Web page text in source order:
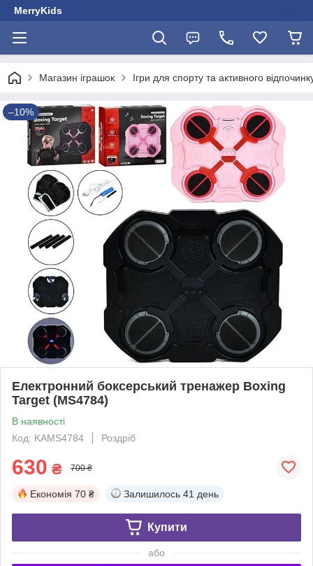
MerryKids
Магазин іграшок Ігри для спорту та активного
–10%
Електронний боксерський тренажер Boxing
Target (MS4784)
В наявності
Код: KAMS4784
Роздріб
630 ₴ 700 ₴
Економія 70 ₴ Залишилось 41 день
Купити
або